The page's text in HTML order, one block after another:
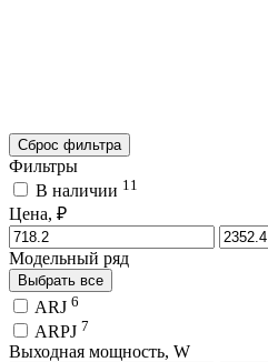
Сброс фильтра
Фильтры
В наличии 11
Цена, ₽
Модельный ряд
Выбрать все
ARJ 6
ARPJ 7
Выходная мощность, W